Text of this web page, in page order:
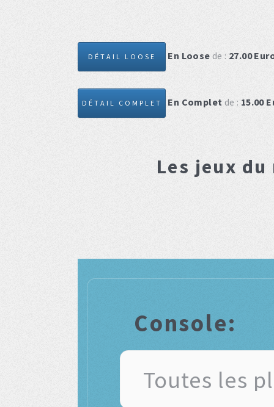
DÉTAIL LOOSE En Loose de : 27.00
DÉTAIL COMPLET En Complet de : 15.00
Les jeux
Console: